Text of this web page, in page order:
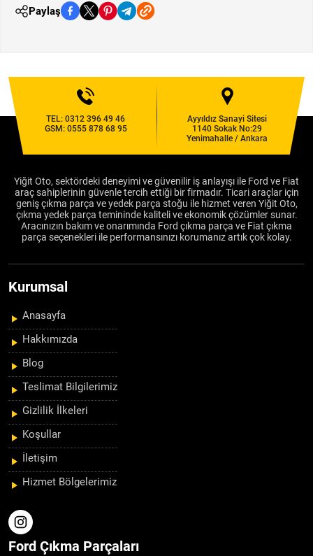
Paylaş
TEL:0312 396 49 46
GSM: 0555 878 68 95
Ayyıldız Sanayi Sitesi
1140 Sokak No:29
Yenimahalle / Ankara
Yiğit Oto, sektördeki deneyimi ve güvenilir iş anlayışı ile Ford ve Fiat
araç sahiplerinin güvenle tercih ettiği bir firmadır. Ticari araçlar için
geniş çıkma parça ve yedek parça stoğu ile hizmet veren Yiğit Oto,
çıkma yedek parça temininde kaliteli ve ekonomik çözümler sunar.
Aracınızın bakım ve onarımında Ford çıkma parça ve Fiat çıkma
parça seçenekleri ile performansınızı korumanız artık çok kolay.
Kurumsal
Anasayfa
Hakkımızda
Blog
Teslimat Bilgilerimiz
Gizlilik İlkeleri
Koşullar
İletişim
Hizmet Bölgelerimiz
Ford Çıkma Parçaları